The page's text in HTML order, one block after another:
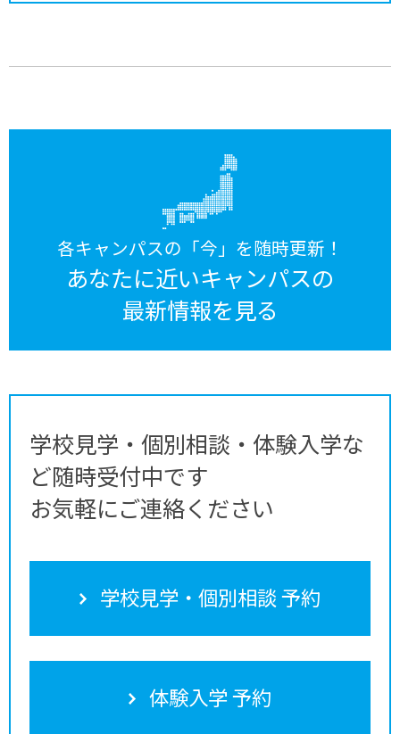
各キャンパスの「今」を随時更新！
あなたに近いキャンパスの
最新情報を見る
学校見学・個別相談・体験入学な
ど随時受付中です
お気軽にご連絡ください
学校見学・個別相談 予約
体験入学 予約